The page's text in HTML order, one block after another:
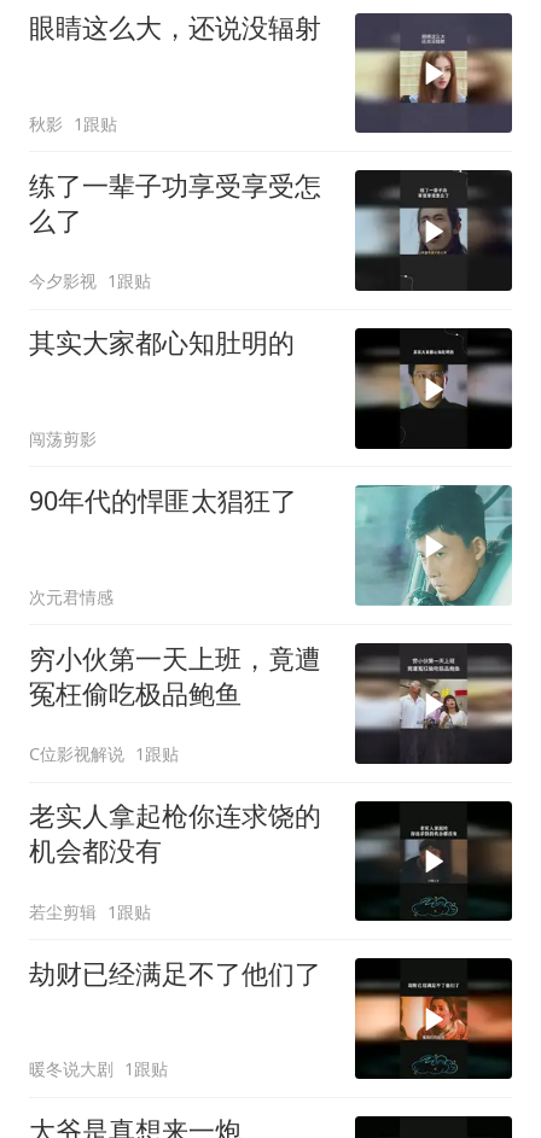
眼睛这么大，还说没辐射
秋影 1跟贴
练了一辈子功享受享受怎
么了
今夕影视 1跟贴
其实大家都心知肚明的
闯荡剪影
90年代的悍匪太猖狂了
次元君情感
穷小伙第一天上班，竟遭
冤枉偷吃极品鲍鱼
C位影视解说 1跟贴
老实人拿起枪你连求饶的
机会都没有
若尘剪辑 1跟贴
劫财已经满足不了他们了
暖冬说大剧 1跟贴
大爷是真想来一炮